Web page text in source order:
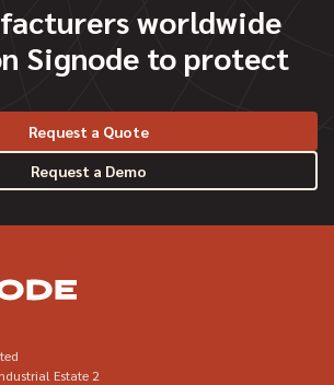
worldwide
Signode to protect
Request a Quote
Request a Demo
Estate 2